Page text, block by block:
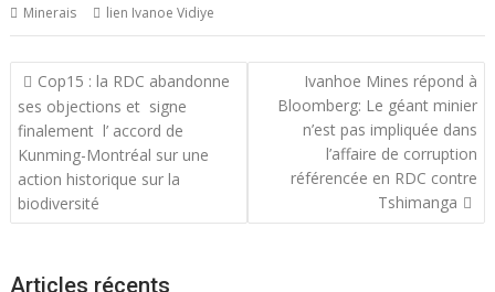
Minerais lien Ivanoe Vidiye
Navigation
de
l’article
Cop15 : la RDC abandonne
ses objections et signe
finalement l’ accord de
Kunming-Montréal sur une
action historique sur la
biodiversité
Ivanhoe Mines répond à
Bloomberg: Le géant minier
n’est pas impliquée dans
l’affaire de corruption
référencée en RDC contre
Tshimanga
Articles récents